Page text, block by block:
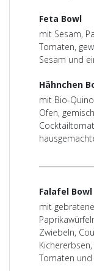
Feta Bowl
mit Sesam,
Tomaten,
Sesam und
Hähnchen
mit Bio-
Ofen,
Falafel Bowl
mit
Zwiebeln,
Tomaten